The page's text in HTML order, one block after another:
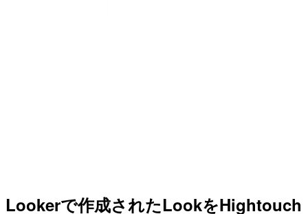
Lookerで作成されたLookをHightouch